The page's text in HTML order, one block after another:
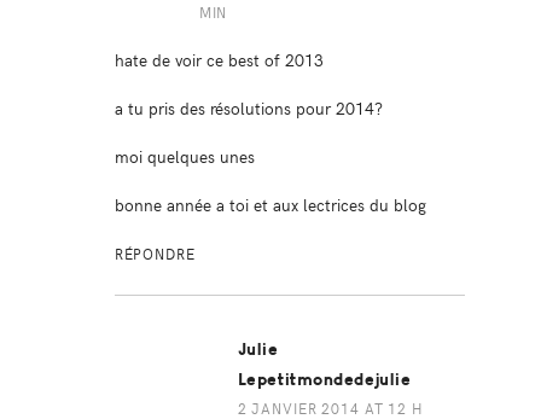
MIN
hate de voir ce best of 2013
a tu pris des résolutions pour 2014?
moi quelques unes
bonne année a toi et aux lectrices du blog
RÉPONDRE
Julie
Lepetitmondedejulie
2 JANVIER 2014 AT 12 H